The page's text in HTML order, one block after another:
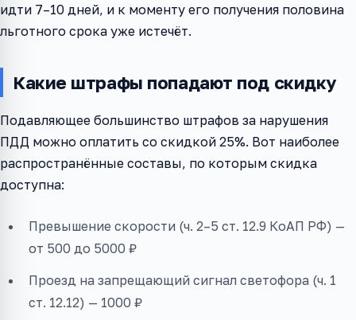
идти 7–10 дней, и к моменту его получения половина
льготного срока уже истечёт.
Какие штрафы попадают под скидку
Подавляющее большинство штрафов за нарушения
ПДД можно оплатить со скидкой 25%. Вот наиболее
распространённые составы, по которым скидка
доступна:
Превышение скорости (ч. 2–5 ст. 12.9 КоАП РФ) —
от 500 до 5000 ₽
Проезд на запрещающий сигнал светофора (ч. 1
ст. 12.12) — 1000 ₽